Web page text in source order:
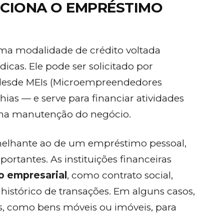
O EMPRÉSTIMO
modalidade de crédito voltada
Ele pode ser solicitado por
MEIs (Microempreendedores
— e serve para financiar atividades
manutenção do negócio.
ao de um empréstimo pessoal,
As instituições financeiras
empresarial , como contrato social,
de transações. Em alguns casos,
como bens móveis ou imóveis, para